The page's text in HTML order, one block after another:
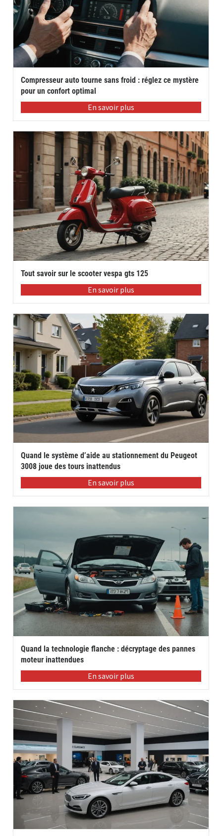
Compresseur auto tourne sans froid : réglez ce mystère
pour un confort optimal
En savoir plus
Tout savoir sur le scooter vespa gts 125
En savoir plus
Quand le système d’aide au stationnement du Peugeot
3008 joue des tours inattendus
En savoir plus
Quand la technologie flanche : décryptage des pannes
moteur inattendues
En savoir plus